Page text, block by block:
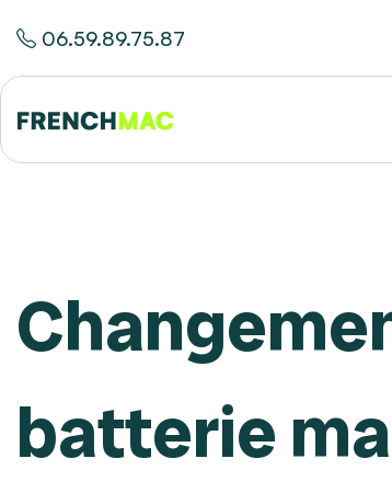
06.59.89.75.87
batterie